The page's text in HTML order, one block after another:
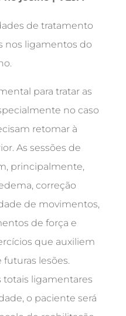
de tratamento
nos ligamentos do
para tratar as
no caso
retomar à
As sessões de
principalmente,
correção
de movimentos,
de força e
que auxiliem
lesões.
totais ligamentares
o paciente será